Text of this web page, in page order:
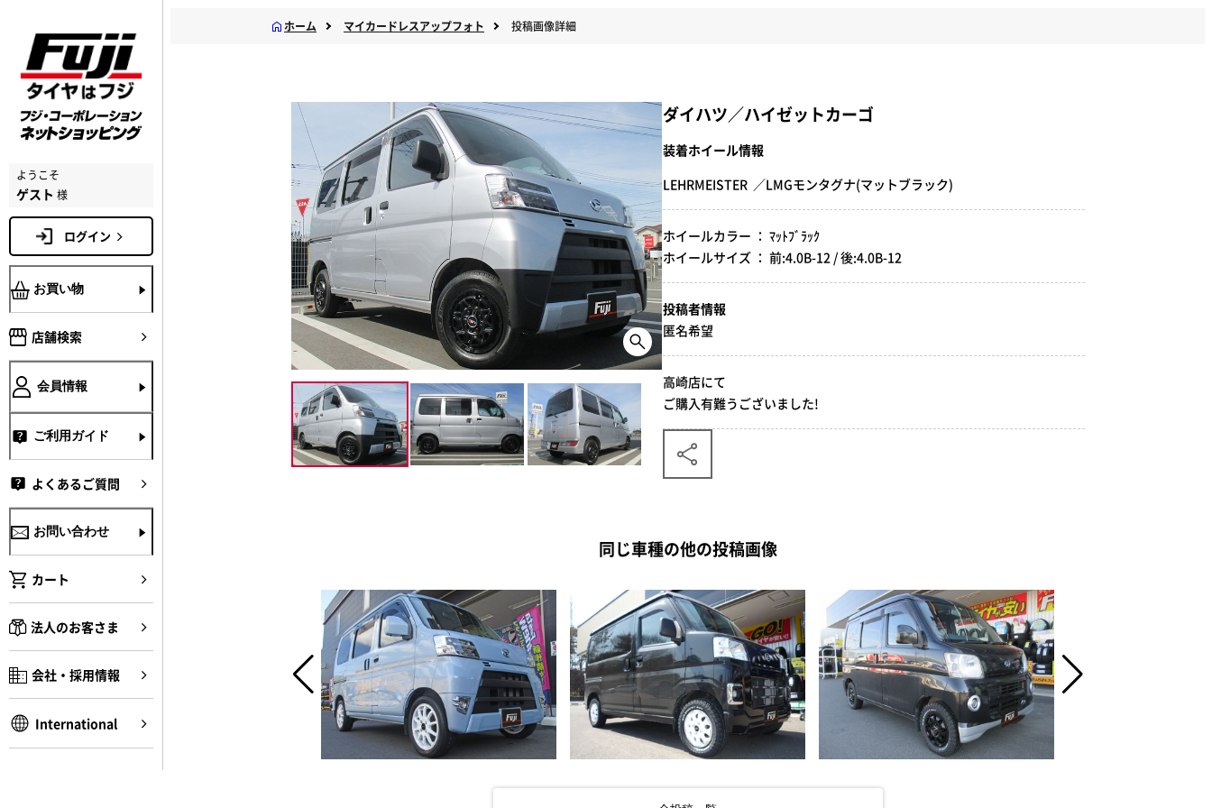
ようこそ
ゲスト 様
ログイン
お買い物
店舗検索
会員情報
ご利用ガイド
よくあるご質問
お問い合わせ
カート
法人のお客さま
会社・採用情報
International
ホーム マイカードレスアップフォト 投稿画像詳細
ダイハツ／ハイゼットカーゴ
装着ホイール情報
LEHRMEISTER ／LMGモンタグナ(マットブラック)
ホイールカラー ： ﾏｯﾄﾌﾞﾗｯｸ
ホイールサイズ ： 前:4.0B-12 / 後:4.0B-12
投稿者情報
匿名希望
高崎店にて
ご購入有難うございました!
同じ車種の他の投稿画像